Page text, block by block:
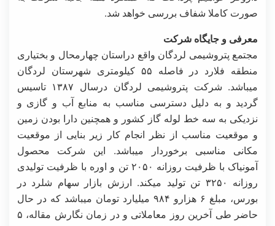
صورت کاملا شفاف بررسی خواهد شد.
معرفی و جایگاه شرکت
مجتمع پتروشیمی لردگان واقع دراستان چهارمحال و بختیاری
منطقه فلارد در فاصله ۵۵ کیلومتری شهرستان لردگان
میباشد. شرکت پتروشیمی لردگان درسال ۱۳۸۷ تاسیس
گردید و به دلیل دسترسی مناسب به منابع آب و گازی و
نزدیکی به سه خط لوله گاز کشور و همچنین دارا بودن زمین
و موقعیت مناسب از نظر انجام کار زیر بنایی از موقعیت
مکانی مناسبی برخوردار میباشد. این شرکت محصول
آمونیاک با ظرفیت روزانه ۲۰۵۰ تن و اوره با ظرفیت تولیدی
روزانه ۳۲۵۰ تن تولید میکند. ارزش بازار سهام شلرد در
بورس، مبلغ ۶ هزارو ۹۸۴ میلیارد تومان میباشد که در حال
حاضر طی آخرین روز معاملاتی و در زمان نگارش مقاله، ۵